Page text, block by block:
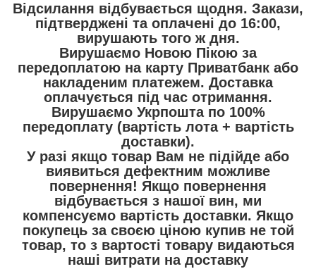
Відсилання відбувається щодня. Закази,
підтверджені та оплачені до 16:00,
вирушають того ж дня.
Вирушаємо Новою Пікою за
передоплатою на карту Приватбанк або
накладеним платежем. Доставка
оплачується під час отримання.
Вирушаємо Укрпошта по 100%
передоплату (вартість лота + вартість
доставки).
У разі якщо товар Вам не підійде або
виявиться дефектним можливе
повернення! Якщо повернення
відбувається з нашої вин, ми
компенсуємо вартість доставки. Якщо
покупець за своєю ціною купив не той
товар, то з вартості товару видаються
наші витрати на доставку